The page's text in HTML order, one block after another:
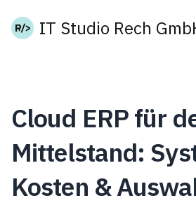
IT Studio Rech
Cloud ERP für
Mittelstand:
Kosten &